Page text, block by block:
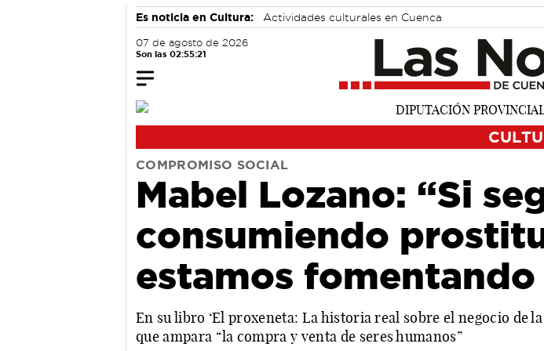
Es noticia en Cultura: Actividades culturales en Cuenca
07 de agosto de 2026
Son las 02:55:22
COMPROMISO SOCIAL
Mabel Lozano: “Si
consumiendo
estamos
En su libro ‘El proxeneta: La historia real sobre el negocio de
que ampara “la compra y venta de seres humanos”